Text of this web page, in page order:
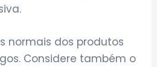
normais dos produtos
Considere também o